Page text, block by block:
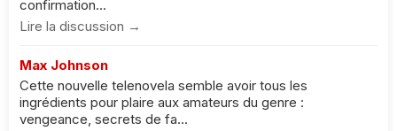
confirmation...
Lire la discussion →
Max Johnson
Cette nouvelle telenovela semble avoir tous les
ingrédients pour plaire aux amateurs du genre :
vengeance, secrets de fa...